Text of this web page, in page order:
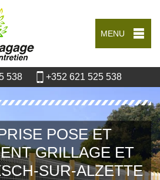
MENU
538 +352 621 525 538
POSE ET
GRILLAGE ET
SUR-ALZETTE